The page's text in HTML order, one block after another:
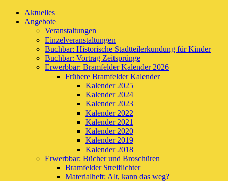
Aktuelles
Angebote
Veranstaltungen
Einzelveranstaltungen
Buchbar: Historische Stadtteilerkundung für Kinder
Buchbar: Vortrag Zeitsprünge
Erwerbbar: Bramfelder Kalender 2026
Frühere Bramfelder Kalender
Kalender 2025
Kalender 2024
Kalender 2023
Kalender 2022
Kalender 2021
Kalender 2020
Kalender 2019
Kalender 2018
Erwerbbar: Bücher und Broschüren
Bramfelder Streiflichter
Materialheft: Alt, kann das weg?